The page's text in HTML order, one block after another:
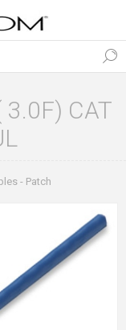
3.0F) CAT
- Patch